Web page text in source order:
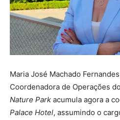
Maria José Machado
Coordenadora de Operações do
Nature Park acumula agora a
Palace Hotel, assumindo o